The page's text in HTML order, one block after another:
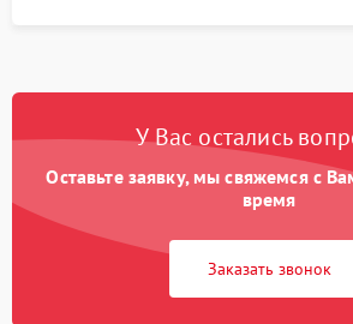
У Вас остались
Оставьте заявку, мы свяжемся с
время
Заказать звонок